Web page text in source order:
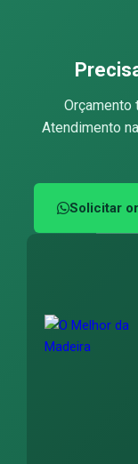
Orçamento
Atendimento
Solicitar